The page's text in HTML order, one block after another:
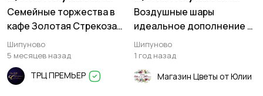
Семейные торжества в
кафе Золотая Стрекоза
Шипуново
Шипуново
5 месяцев назад
ТРЦ ПРЕМЬЕР
Воздушные шары
идеальное дополнение к
любому мероприятию
Шипуново
1 год назад
Магазин Цветы от Юлии